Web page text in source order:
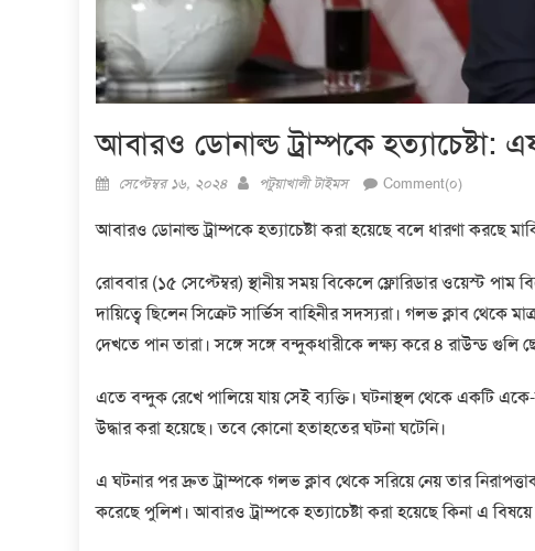
আবারও ডোনাল্ড ট্রাম্পকে হত্যাচেষ্টা:
Posted
সেপ্টেম্বর ১৬, ২০২৪ Author
পটুয়াখালী টাইমস Comment(০)
আবারও ডোনাল্ড ট্রাম্পকে হত্যাচেষ্টা করা হয়েছে বলে ধারণা করছে
রোববার (১৫ সেপ্টেম্বর) স্থানীয় সময় বিকেলে ফ্লোরিডার ওয়েস্ট পাম
দায়িত্বে ছিলেন সিক্রেট সার্ভিস বাহিনীর সদস্যরা। গলভ ক্লাব
দেখতে পান তারা। সঙ্গে সঙ্গে বন্দুকধারীকে লক্ষ্য করে ৪ রাউন্ড গুলি
এতে বন্দুক রেখে পালিয়ে যায় সেই ব্যক্তি। ঘটনাস্থল থেকে একটি
উদ্ধার করা হয়েছে। তবে কোনো হতাহতের ঘটনা ঘটেনি।
এ ঘটনার পর দ্রুত ট্রাম্পকে গলভ ক্লাব থেকে সরিয়ে নেয় তার
করেছে পুলিশ। আবারও ট্রাম্পকে হত্যাচেষ্টা করা হয়েছে কিনা এ